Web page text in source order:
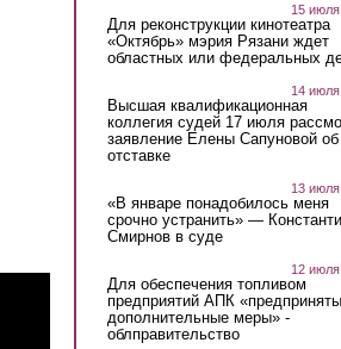
15
Для реконструкции кинотеатра
«Октябрь» мэрия Рязани ждет
областных или федеральных
14
Высшая квалификационная
коллегия судей 17 июля
заявление Елены Сапуновой об
отставке
13
«В январе понадобилось меня
срочно устранить» —
Смирнов в суде
12
Для обеспечения топливом
предприятий АПК «предприняты
дополнительные меры» -
облправительство